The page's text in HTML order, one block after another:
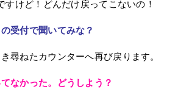
すけど！どんだけ戻ってこないの！
受付で聞いてみな？
尋ねたカウンターへ再び戻ります。
なかった。どうしよう？